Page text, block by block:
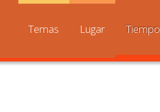
Temas Lugar Tiempo